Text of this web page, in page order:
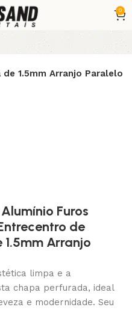
0
1.5mm Arranjo Paralelo
Furos
de
1.5mm Arranjo
limpa e a
chapa perfurada, ideal
e modernidade. Seu